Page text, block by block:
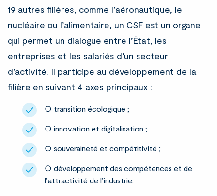
19 autres filières, comme l’aéronautique, le
nucléaire ou l’alimentaire, un CSF est un organe
qui permet un dialogue entre l’État, les
entreprises et les salariés d’un secteur
d’activité. Il participe au développement de la
filière en suivant 4 axes principaux :
○ transition écologique ;
○ innovation et digitalisation ;
○ souveraineté et compétitivité ;
○ développement des compétences et de
l’attractivité de l’industrie.